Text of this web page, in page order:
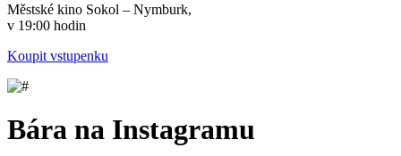
Městské kino Sokol – Nymburk,
v 19:00 hodin
Koupit vstupenku
Bára na Instagramu